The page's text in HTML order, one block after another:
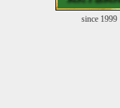
since 1999